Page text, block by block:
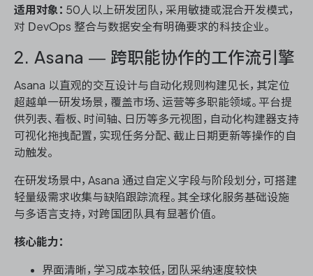
适用对象： 50人以上研发团队，采用敏捷或混合开发模式，
对 DevOps 整合与数据安全有明确要求的科技企业。
2. Asana — 跨职能协作的工作流引擎
Asana 以直观的交互设计与自动化规则构建见长，其定位
超越单一研发场景，覆盖市场、运营等多职能领域。平台提
供列表、看板、时间轴、日历等多元视图，自动化构建器支持
可视化拖拽配置，实现任务分配、截止日期更新等操作的自
动触发。
在研发场景中，Asana 通过自定义字段与阶段划分，可搭建
轻量级需求收集与缺陷跟踪流程。其全球化服务基础设施
与多语言支持，对跨国团队具有显著价值。
核心能力：
界面清晰，学习成本较低，团队采纳速度较快